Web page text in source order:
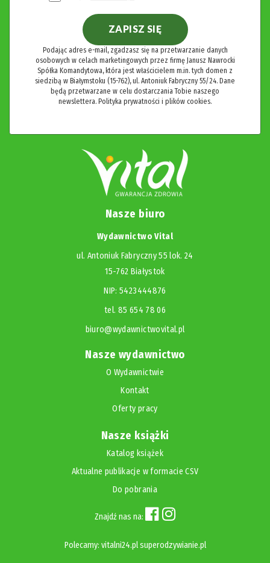
ZAPISZ SIĘ
Podając adres e-mail, zgadzasz się na przetwarzanie danych
osobowych w celach marketingowych przez firmę Janusz Nawrocki
Spółka Komandytowa, która jest właścicielem m.in. tych domen z
siedzibą w Białymstoku (15-762), ul. Antoniuk Fabryczny 55/24. Dane
będą przetwarzane w celu dostarczania Tobie naszego
newslettera. Polityka prywatności i plików cookies.
Nasze biuro
Wydawnictwo Vital
ul. Antoniuk Fabryczny 55 lok. 24
15-762 Białystok
NIP: 5423444876
tel. 85 654 78 06
biuro@wydawnictwovital.pl
Nasze wydawnictwo
O Wydawnictwie
Kontakt
Oferty pracy
Nasze książki
Katalog książek
Aktualne publikacje w formacie CSV
Do pobrania
Znajdź nas na:
Polecamy: vitalni24.pl superodzywianie.pl